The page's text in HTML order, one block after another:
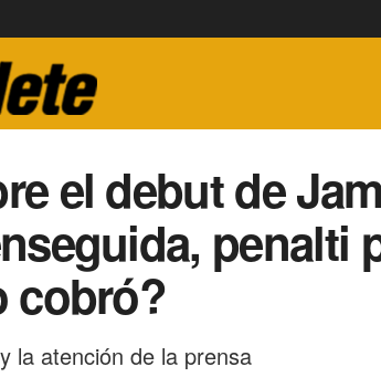
el debut de
cobró?
la atención de la prensa